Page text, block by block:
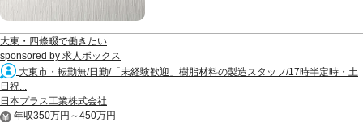
大東・四條畷で働きたい
sponsored by 求人ボックス
大東市・転勤無/日勤/「未経験歓迎」樹脂材料の製造スタッフ/17時半定時・土
日祝...
日本プラス工業株式会社
年収350万円～450万円